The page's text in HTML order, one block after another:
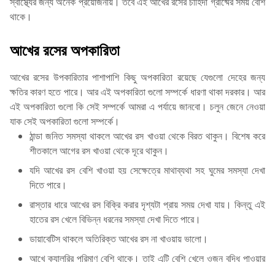
থাকে।
আখের রসের অপকারিতা
আখের রসের উপকারিতার পাশাপাশি কিছু অপকারিতা রয়েছে যেগুলো দেহের জন্য
ক্ষতির কারণ হতে পারে। আর এই অপকারিতা গুলো সম্পর্কে ধারণা থাকা দরকার। আর
এই অপকারিতা গুলো কি সেই সম্পর্কে আমরা এ পর্যায়ে জানবো। চলুন জেনে নেওয়া
যাক সেই অপকারিতা গুলো সম্পর্কে।
ঠান্ডা জনিত সমস্যা থাকলে আখের রস খাওয়া থেকে বিরত থাকুন। বিশেষ করে
শীতকালে আগের রস খাওয়া থেকে দূরে থাকুন।
যদি আখের রস বেশি খাওয়া হয় সেক্ষেত্রে মাথাব্যথা সহ ঘুমের সমস্যা দেখা
দিতে পারে।
রাস্তার ধারে আখের রস বিক্রি করার দৃশ্যটা প্রায় সময় দেখা যায়। কিন্তু এই
হাতের রস খেলে বিভিন্ন ধরনের সমস্যা দেখা দিতে পারে।
ডায়াবেটিস থাকলে অতিরিক্ত আখের রস না খাওয়ায় ভালো।
আখে ক্যালরির পরিমাণ বেশি থাকে। তাই এটি বেশি খেলে ওজন বৃদ্ধি পাওয়ার